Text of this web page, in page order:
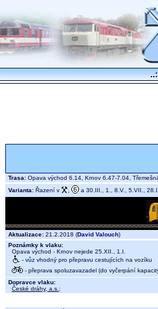
Trasa: Opava východ 6.14, Krnov 6.47-7.04,
Varianta: Řazení v a 30.III., 1., 8.V., 5.VII.,
Aktualizace: 21.2.2018 (David Valouch)
Poznámky k vlaku:
Opava východ - Krnov nejede 25.XII., 1.I.
- vůz vhodný pro přepravu cestujících na vozíku
- přeprava spoluzavazadel (do vyčerpání
Dopravce vlaku:
České dráhy, a.s. ;